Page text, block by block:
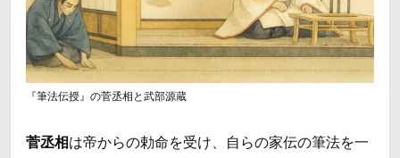
『筆法伝授』の菅丞相と武部源蔵
菅丞相は帝からの勅命を受け、自らの家伝の筆法を一